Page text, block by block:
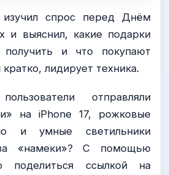
спрос перед Днём
и выяснил, какие подарки
получить и что покупают
лидирует техника.
отправляли
на iPhone 17, рожковые
и умные светильники
«намеки»? С помощью
поделиться ссылкой на